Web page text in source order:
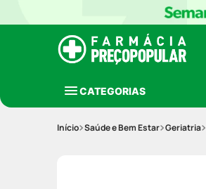
CATEGORIAS
Saúde e Bem Estar Geriatria